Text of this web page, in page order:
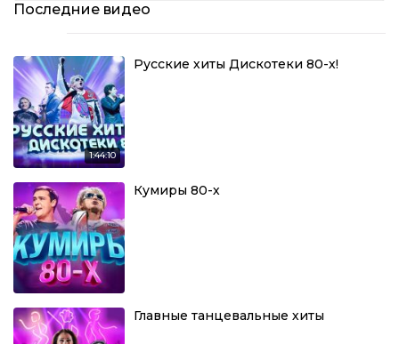
Последние видео
1:44:10
Русские хиты Дискотеки 80-х!
Кумиры 80-х
Главные танцевальные хиты